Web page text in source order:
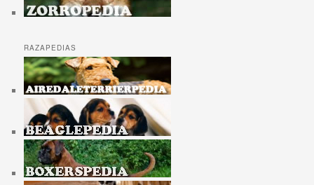
RAZAPEDIAS